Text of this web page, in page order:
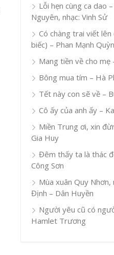
Lỗi hẹn cùng ca dao
Nguyên, nhạc: Vinh Sử
Có chàng trai viết lên
biếc) – Phan Mạnh
Mang tiền về cho mẹ
Bông mua tím – Hà
Tết này con sẽ về –
Cô ấy của anh ấy –
Miền Trung ơi, xin
Gia Huy
Đêm thấy ta là thác
Công Sơn
Mùa xuân Quy Nhơn,
Định – Dân Huyền
Người yêu cũ có
Hamlet Trương